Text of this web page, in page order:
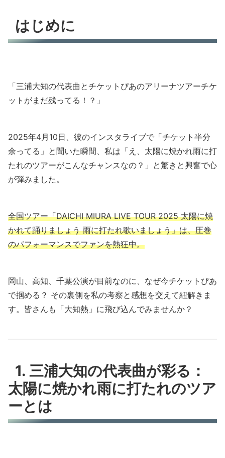
はじめに
「三浦大知の代表曲とチケットぴあのアリーナツアーチケ
ットがまだ残ってる！？」
2025年4月10日、彼のインスタライブで「チケット半分
余ってる」と聞いた瞬間、私は「え、太陽に焼かれ雨に打
たれのツアーがこんなチャンスなの？」と驚きと興奮で心
が弾みました。
全国ツアー「DAICHI MIURA LIVE TOUR 2025 太陽に焼
かれて踊りましょう 雨に打たれ歌いましょう」は、圧巻
のパフォーマンスでファンを熱狂中。
岡山、高知、千葉公演が目前なのに、なぜ今チケットぴあ
で掴める？ その裏側を私の考察と感想を交えて紐解きま
す。皆さんも「大知熱」に飛び込んでみませんか？
1. 三浦大知の代表曲が彩る：
太陽に焼かれ雨に打たれのツア
ーとは